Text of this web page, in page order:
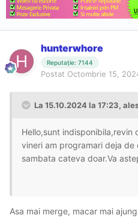
hunterwhore
Reputație: 7144
Postat Octombrie 15,
La 15.10.2024 la 17:23,
Hello,sunt indisponibila,revin
vineri am programari deja
sambata cateva doar.Va
Asa mai merge, macar mai